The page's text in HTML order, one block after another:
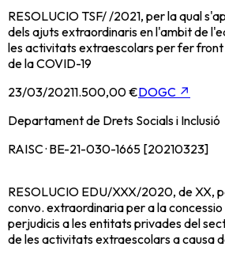
RESOLUCIO TSF/ /2021, per la qual
dels ajuts extraordinaris en l'ambit de
les activitats extraescolars per fer front
de la COVID-19
23/03/20211.500,00 €DOGC ↗
Departament de Drets Socials i Inclusió
RAISC · BE-21-030-1665 [20210323]
RESOLUCIO EDU/XXX/2020, de XX,
convo. extraordinaria per a la
perjudicis a les entitats privades del
de les activitats extraescolars a causa